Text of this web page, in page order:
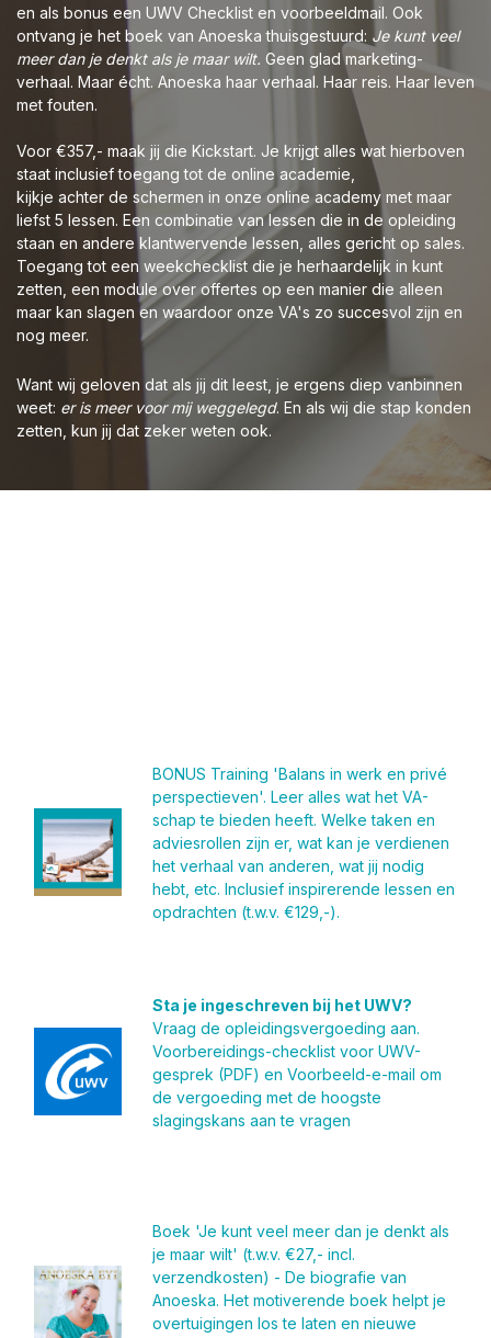
en als bonus een UWV Checklist en voorbeeldmail. Ook
ontvang je het boek van Anoeska thuisgestuurd: Je kunt veel
meer dan je denkt als je maar wilt. Geen glad marketing-
verhaal. Maar écht. Anoeska haar verhaal. Haar reis. Haar leven
met fouten.
Voor €357,- maak jij die Kickstart. Je krijgt alles wat hierboven
staat inclusief toegang tot de online academie,
kijkje achter de schermen in onze online academy met maar
liefst 5 lessen. Een combinatie van lessen die in de opleiding
staan en andere klantwervende lessen, alles gericht op sales.
Toegang tot een weekchecklist die je herhaardelijk in kunt
zetten, een module over offertes op een manier die alleen
maar kan slagen en waardoor onze VA's zo succesvol zijn en
nog meer.
Want wij geloven dat als jij dit leest, je ergens diep vanbinnen
weet: er is meer voor mij weggelegd. En als wij die stap konden
zetten, kun jij dat zeker weten ook.
BONUS Training 'Balans in werk en privé
perspectieven'. Leer alles wat het VA-
schap te bieden heeft. Welke taken en
adviesrollen zijn er, wat kan je verdienen
het verhaal van anderen, wat jij nodig
hebt, etc. Inclusief inspirerende lessen en
opdrachten (t.w.v. €129,-).
Sta je ingeschreven bij het UWV?
Vraag de opleidingsvergoeding aan.
Voorbereidings-checklist voor UWV-
gesprek (PDF) en Voorbeeld-e-mail om
de vergoeding met de hoogste
slagingskans aan te vragen
Boek 'Je kunt veel meer dan je denkt als
je maar wilt' (t.w.v. €27,- incl.
verzendkosten) - De biografie van
Anoeska. Het motiverende boek helpt je
overtuigingen los te laten en nieuwe